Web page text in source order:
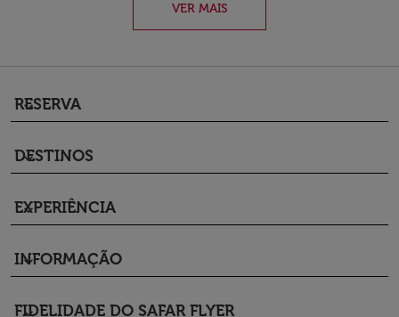
VER MAIS
RESERVA
keyboard_arrow_down
DESTINOS
keyboard_arrow_down
EXPERIÊNCIA
keyboard_arrow_down
INFORMAÇÃO
keyboard_arrow_down
FIDELIDADE DO SAFAR FLYER
keyboard_arrow_down